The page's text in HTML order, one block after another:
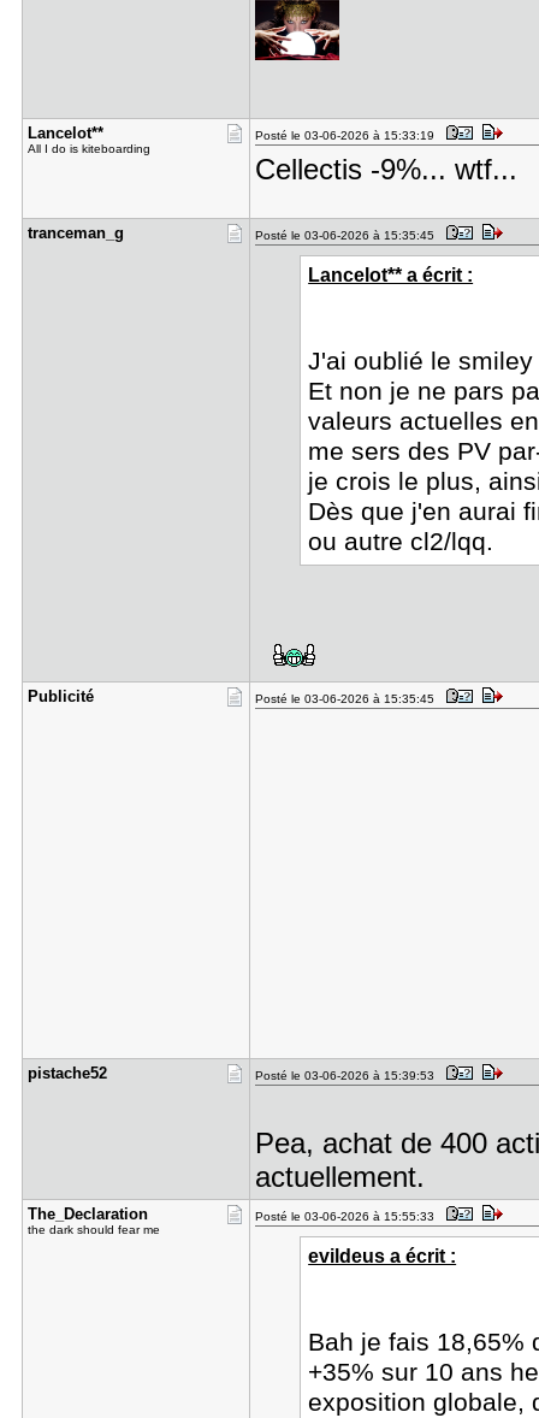
Lancelot**
All I do is kiteboarding
Posté le 03-06-2026 à 15:33:19
Cellectis -9%... wtf...
tranceman_​g Posté le 03-06-2026 à 15:35:45
Lancelot** a écrit :
J'ai oublié le
Et non je ne pars
valeurs actuelles
me sers des PV
je crois le plus,
Dès que j'en aurai
ou autre cl2/lqq.
Publicité Posté le 03-06-2026 à 15:35:45
pistache52 Posté le 03-06-2026 à 15:39:53
Pea, achat de 400
actuellement.
The_Declar​ation
the dark should fear me
Posté le 03-06-2026 à 15:55:33
evildeus a écrit :
Bah je fais 18,65%
+35% sur 10 ans
exposition globale,